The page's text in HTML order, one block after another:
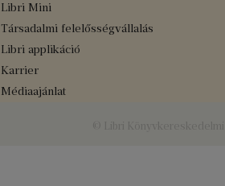
Libri Mini
Társadalmi felelősségvállalás
Libri applikáció
Karrier
Médiaajánlat